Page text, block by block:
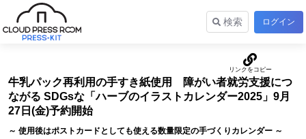
検索 ログイン
牛乳パック再利用の手すき紙使用 障がい者就労支援につ
ながる SDGsな「ハーブのイラストカレンダー2025」9月
27日(金)予約開始
～ 使用後はポストカードとしても使える数量限定の手づくりカレンダー ～